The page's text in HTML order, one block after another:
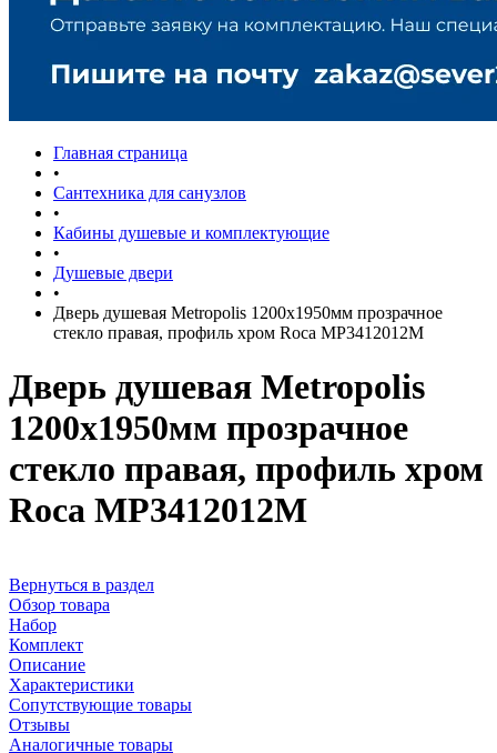
Главная страница
•
Сантехника для санузлов
•
Кабины душевые и комплектующие
•
Душевые двери
•
Дверь душевая Metropolis 1200х1950мм прозрачное
стекло правая, профиль хром Roca MP3412012M
Дверь душевая Metropolis
1200х1950мм прозрачное
стекло правая, профиль хром
Roca MP3412012M
Вернуться в раздел
Обзор товара
Набор
Комплект
Описание
Характеристики
Сопутствующие товары
Отзывы
Аналогичные товары